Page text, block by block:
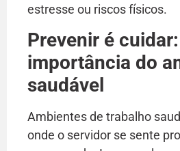
estresse ou riscos físicos.
Prevenir é
importância do
saudável
Ambientes de trabalho
onde o servidor se sente